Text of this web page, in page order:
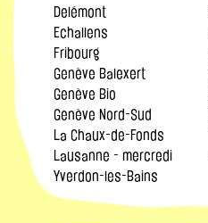
Delémont
Echallens
Fribourg
Genève Balexert
Genève Bio
Genève Nord-Sud
La Chaux-de-Fonds
Lausanne - mercredi
Yverdon-les-Bains